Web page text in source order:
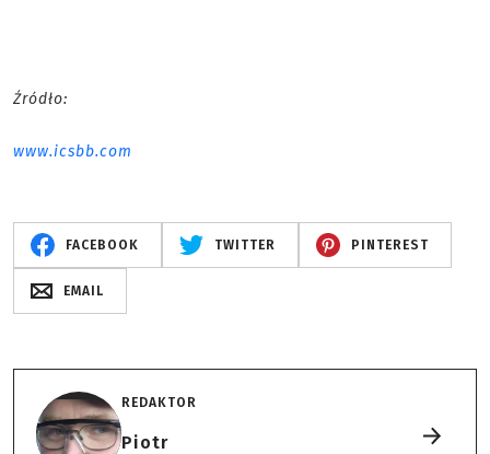
Źródło:
www.icsbb.com
FACEBOOK TWITTER PINTEREST
EMAIL
REDAKTOR
Piotr